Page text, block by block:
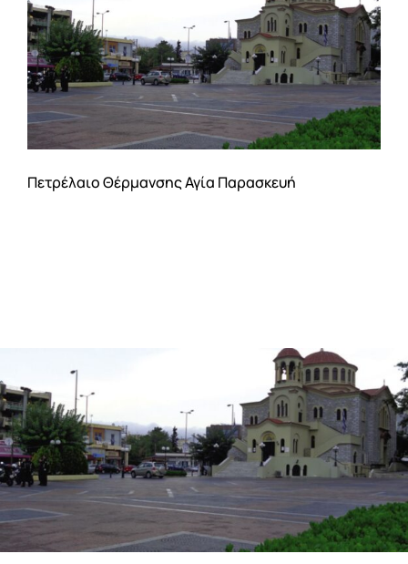
Αρχική
Η εταιρεία
Υπηρεσίες
Online Υπηρεσίες
Πετρέλαιο Θέρμανσης Αγία Παρασκευή